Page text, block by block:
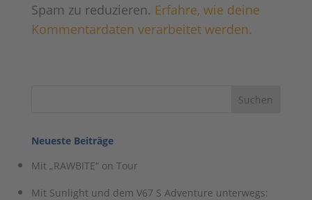
Spam zu reduzieren. Erfahre, wie deine
Kommentardaten verarbeitet werden.
Neueste Beiträge
Mit „RAWBITE“ on Tour
Mit Sunlight und dem V67 S Adventure unterwegs: